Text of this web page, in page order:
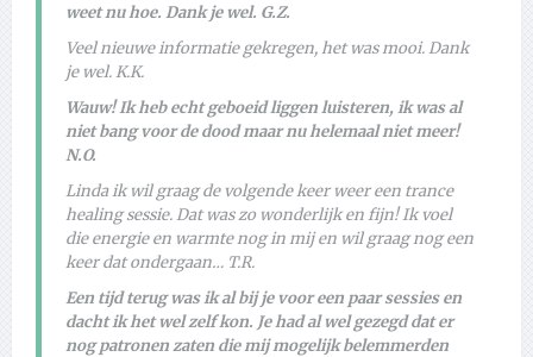
weet nu hoe. Dank je wel. G.Z.
Veel nieuwe informatie gekregen, het was mooi. Dank
je wel. K.K.
Wauw! Ik heb echt geboeid liggen luisteren, ik was al
niet bang voor de dood maar nu helemaal niet meer!
N.O.
Linda ik wil graag de volgende keer weer een trance
healing sessie. Dat was zo wonderlijk en fijn! Ik voel
die energie en warmte nog in mij en wil graag nog een
keer dat ondergaan… T.R.
Een tijd terug was ik al bij je voor een paar sessies en
dacht ik het wel zelf kon. Je had al wel gezegd dat er
nog patronen zaten die mij mogelijk belemmerden